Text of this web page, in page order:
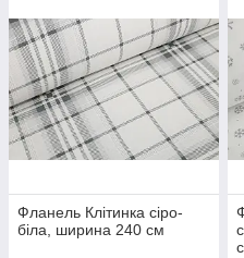
Фланель Клітинка сіро-
біла, ширина 240 см